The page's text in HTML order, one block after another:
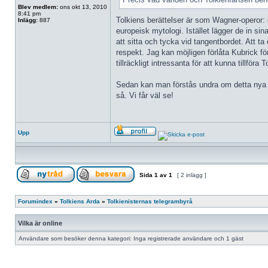
Blev medlem: ons okt 13, 2010
8:41 pm
Inlägg: 887
Tolkiens berättelser är som Wagner-
europeisk mytologi. Istället lägger de in
att sitta och tycka vid tangentbordet. Att ta
respekt. Jag kan möjligen förlåta Kubrick
tillräckligt intressanta för att kunna tillföra
Sedan kan man förstås undra om detta
så. Vi får väl se!
Upp
Sida 1 av 1 [ 2 inlägg ]
Forumindex » Tolkiens Arda » Tolkienisternas telegrambyrå
Vilka är online
Användare som besöker denna kategori: Inga registrerade användare och 1 gäst